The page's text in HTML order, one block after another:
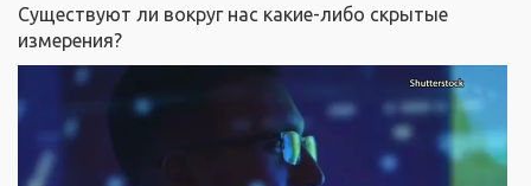
Существуют ли вокруг нас какие-либо скрытые
измерения?